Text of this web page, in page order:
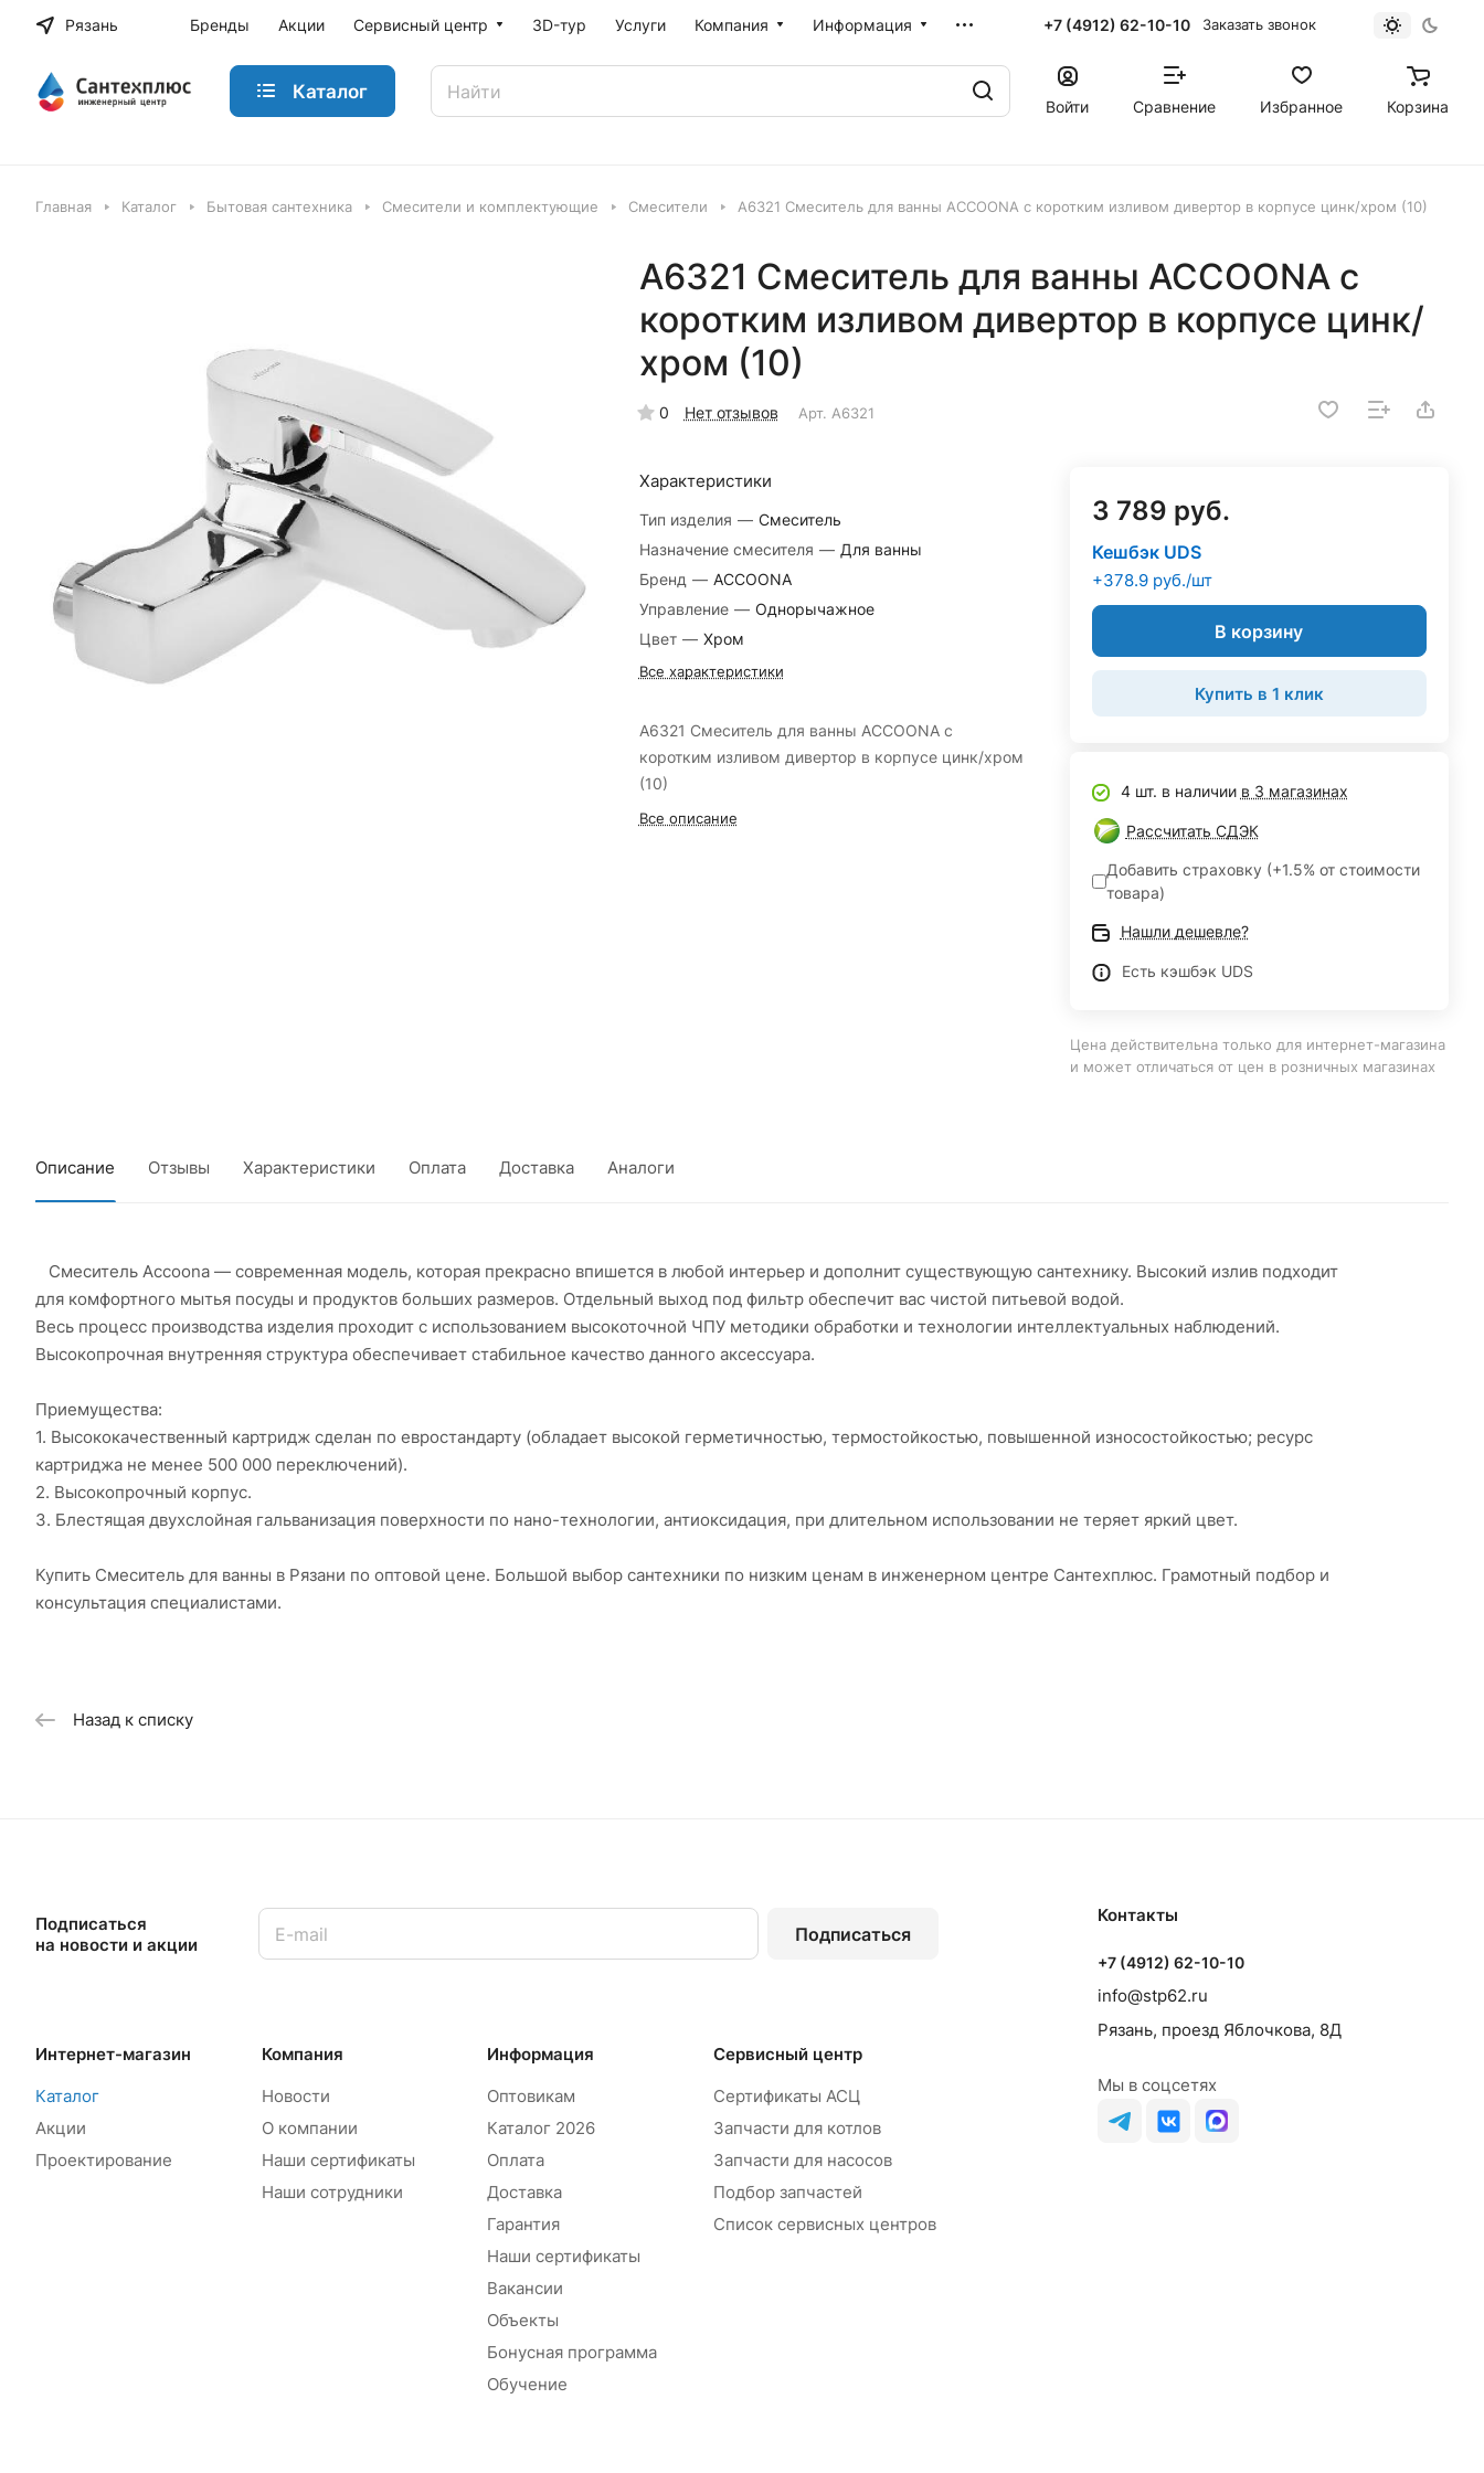
Рязань Бренды Акции Сервисный центр 3D-тур Услуги Компания Информация +7 (4912) 62-10-10 Заказать звонок
Каталог
Войти Сравнение Избранное Корзина
Главная Каталог Бытовая сантехника Смесители и комплектующие Смесители A6321 Смеситель для ванны ACCOONA с коротким изливом дивертор в корпусе цинк/хром (10)
A6321 Смеситель для ванны ACCOONA с
коротким изливом дивертор в корпусе цинк/
хром (10)
0 Нет отзывов Арт. A6321
Характеристики
Тип изделия — Смеситель
Назначение смесителя — Для ванны
Бренд — ACCOONA
Управление — Однорычажное
Цвет — Хром
Все характеристики
A6321 Смеситель для ванны ACCOONA с
коротким изливом дивертор в корпусе цинк/хром
(10)
Все описание
3 789 руб.
Кешбэк UDS
+378.9 руб./шт
В корзину
Купить в 1 клик
4 шт. в наличии в 3 магазинах
Рассчитать СДЭК
Добавить страховку (+1.5% от стоимости
товара)
Нашли дешевле?
Есть кэшбэк UDS
Цена действительна только для интернет-магазина
и может отличаться от цен в розничных магазинах
Описание Отзывы Характеристики Оплата Доставка Аналоги
Смеситель Accoona — современная модель, которая прекрасно впишется в любой интерьер и дополнит существующую сантехнику. Высокий излив подходит
для комфортного мытья посуды и продуктов больших размеров. Отдельный выход под фильтр обеспечит вас чистой питьевой водой.
Весь процесс производства изделия проходит с использованием высокоточной ЧПУ методики обработки и технологии интеллектуальных наблюдений.
Высокопрочная внутренняя структура обеспечивает стабильное качество данного аксессуара.
Приемущества:
1. Высококачественный картридж сделан по евростандарту (обладает высокой герметичностью, термостойкостью, повышенной износостойкостью; ресурс
картриджа не менее 500 000 переключений).
2. Высокопрочный корпус.
3. Блестящая двухслойная гальванизация поверхности по нано-технологии, антиоксидация, при длительном использовании не теряет яркий цвет.
Купить Смеситель для ванны в Рязани по оптовой цене. Большой выбор сантехники по низким ценам в инженерном центре Сантехплюс. Грамотный подбор и
консультация специалистами.
Назад к списку
Подписаться
на новости и акции
Подписаться
Интернет-магазин
Каталог
Акции
Проектирование
Компания
Новости
О компании
Наши сертификаты
Наши сотрудники
Информация
Оптовикам
Каталог 2026
Оплата
Доставка
Гарантия
Наши сертификаты
Вакансии
Объекты
Бонусная программа
Обучение
Сервисный центр
Сертификаты АСЦ
Запчасти для котлов
Запчасти для насосов
Подбор запчастей
Список сервисных центров
Контакты
+7 (4912) 62-10-10
info@stp62.ru
Рязань, проезд Яблочкова, 8Д
Мы в соцсетях